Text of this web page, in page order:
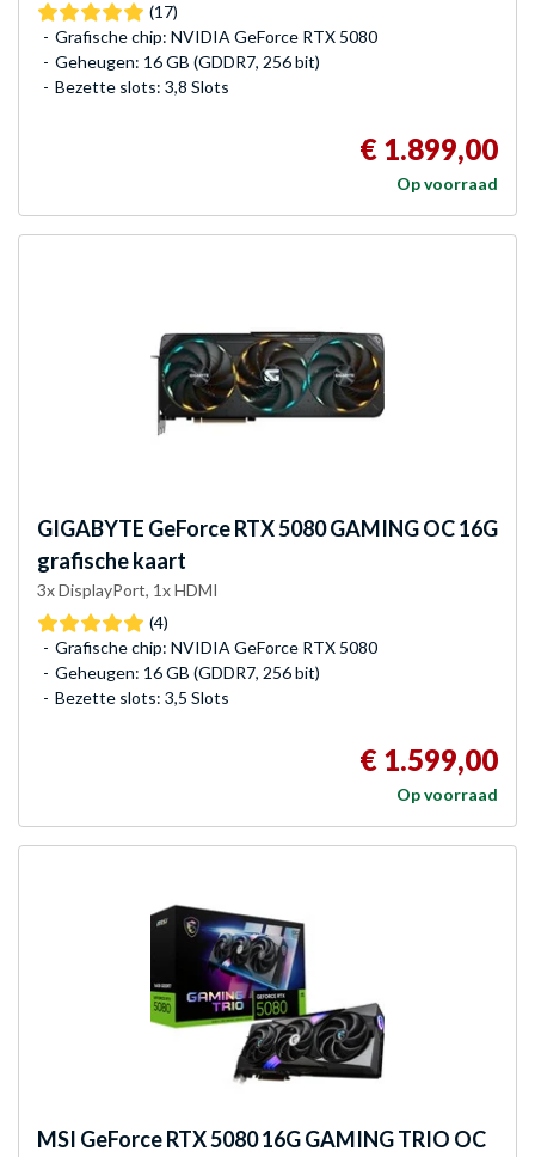
(17)
Grafische chip: NVIDIA GeForce RTX 5080
Geheugen: 16 GB (GDDR7, 256 bit)
Bezette slots: 3,8 Slots
€ 1.899,00
Op voorraad
GIGABYTE GeForce RTX 5080 GAMING OC 16G
grafische kaart
3x DisplayPort, 1x HDMI
(4)
Grafische chip: NVIDIA GeForce RTX 5080
Geheugen: 16 GB (GDDR7, 256 bit)
Bezette slots: 3,5 Slots
€ 1.599,00
Op voorraad
MSI GeForce RTX 5080 16G GAMING TRIO OC